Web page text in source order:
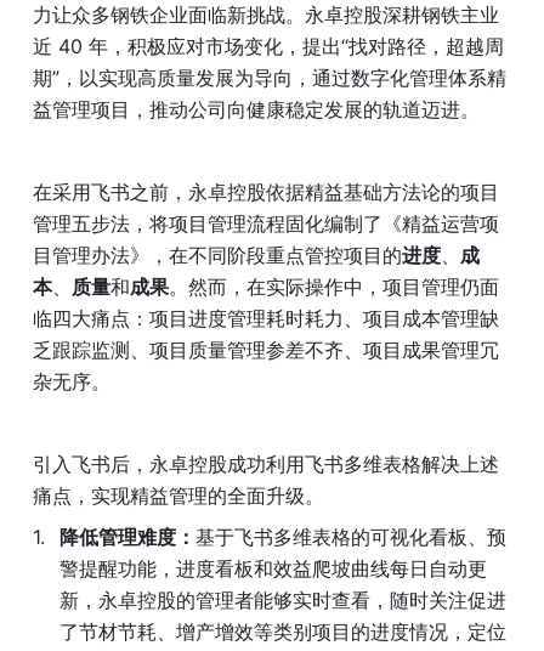
力让众多钢铁企业面临新挑战。永卓控股深耕钢铁主业
近 40 年，积极应对市场变化，提出“找对路径，超越周
期”，以实现高质量发展为导向，通过数字化管理体系精
益管理项目，推动公司向健康稳定发展的轨道迈进。
在采用飞书之前，永卓控股依据精益基础方法论的项目
管理五步法，将项目管理流程固化编制了《精益运营项
目管理办法》，在不同阶段重点管控项目的进度
成
本、 质量和成果。然而，在实际操作中，项目管理仍面
临四大痛点：项目进度管理耗时耗力、项目成本管理缺
乏跟踪监测、项目质量管理参差不齐、项目成果管理冗
杂无序。
引入飞书后，永卓控股成功利用飞书多维表格解决上述
痛点，实现精益管理的全面升级。
降低管理难度： 基于飞书多维表格的可视化看板、预
警提醒功能，进度看板和效益爬坡曲线每日自动更
新，永卓控股的管理者能够实时查看，随时关注促进
了节材节耗、增产增效等类别项目的进度情况，定位